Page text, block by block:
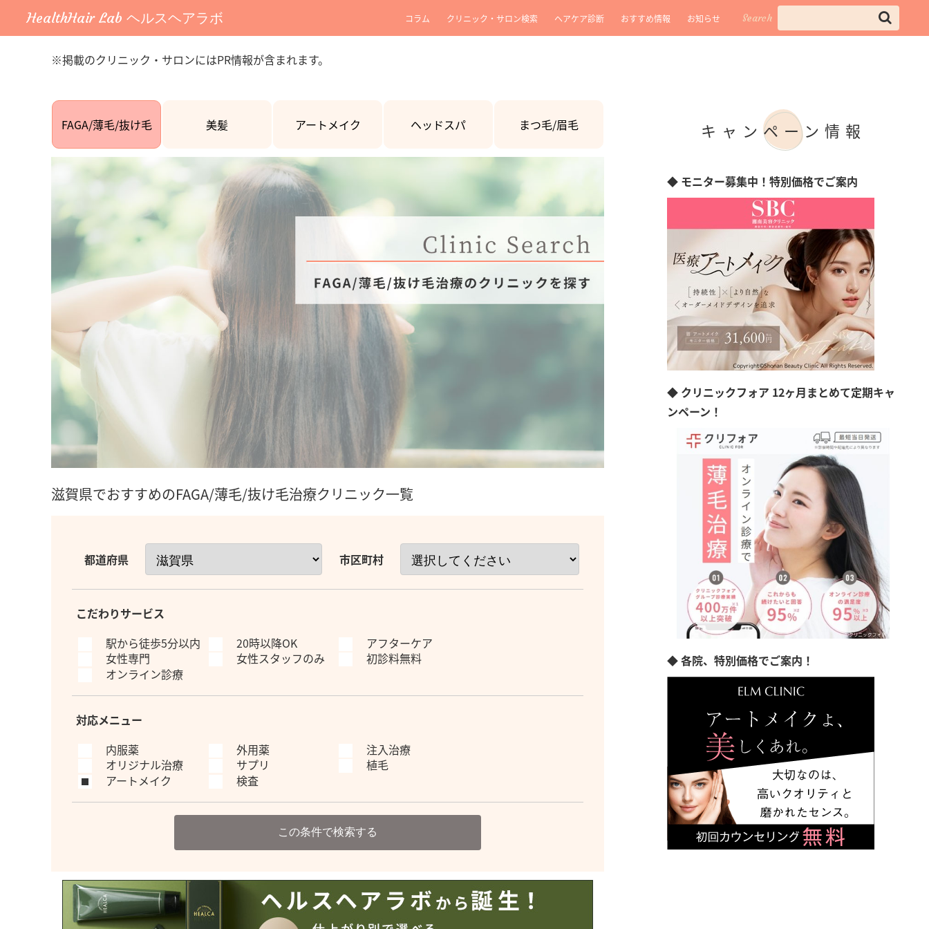
HealthHair Lab ヘルスヘアラボ コラム クリニック・サロン検索 ヘアケア診断 おすすめ情報 お知らせ Search
※掲載のクリニック・サロンにはPR情報が含まれます。
FAGA/薄毛/抜け毛 美髪 アートメイク ヘッドスパ まつ毛/眉毛
滋賀県でおすすめのFAGA/薄毛/抜け毛治療クリニック一覧
都道府県 市区町村
こだわりサービス
駅から徒歩5分以内
20時以降OK
アフターケア
女性専門
女性スタッフのみ
初診料無料
オンライン診療
対応メニュー
内服薬
外用薬
注入治療
オリジナル治療
サプリ
植毛
アートメイク
検査
この条件で検索する
キャンペーン情報
◆ モニター募集中！特別価格でご案内
◆ クリニックフォア 12ヶ月まとめて定期キャ
ンペーン！
◆ 各院、特別価格でご案内！